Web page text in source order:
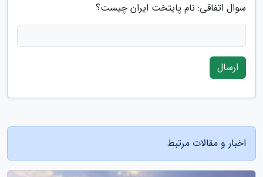
سوال اتفاقی: نام پایتخت ایران چیست؟
ارسال
اخبار و مقالات مرتبط